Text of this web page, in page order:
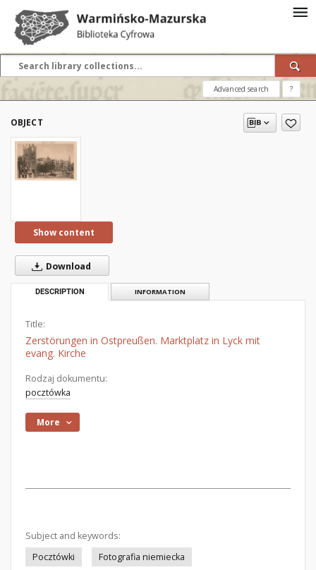
Advanced search ?
OBJECT
Show content
Download
DESCRIPTION INFORMATION
Title:
Zerstörungen in Ostpreußen. Marktplatz in Lyck mit
evang. Kirche
Rodzaj dokumentu:
pocztówka
More
Subject and keywords:
Pocztówki
Fotografia niemiecka